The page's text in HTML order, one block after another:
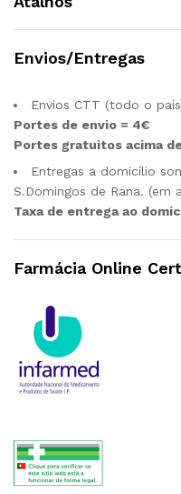
Envios/Entregas
Envios CTT (todo o
Portes de envio = 4€
Portes gratuitos acima
Entregas a domicílio
S.Domingos de Rana. (em
Taxa de entrega ao
Farmácia Online